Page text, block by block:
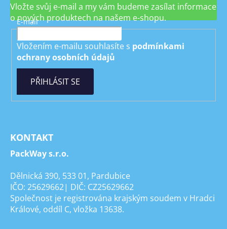
Vložte svůj e-mail a my vám budeme zasílat informace
o nových produktech na našem e-shopu.
E-mail
Vložením e-mailu souhlasíte s podmínkami
ochrany osobních údajů
PŘIHLÁSIT SE
KONTAKT
PackWay s.r.o.
Dělnická 390, 533 01, Pardubice
IČO: 25629662| DIČ: CZ25629662
Společnost je registrována krajským soudem v Hradci
Králové, oddíl C, vložka 13638.